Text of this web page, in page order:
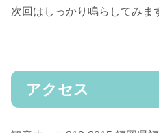
次回はしっかり鳴らしてみま
アクセス